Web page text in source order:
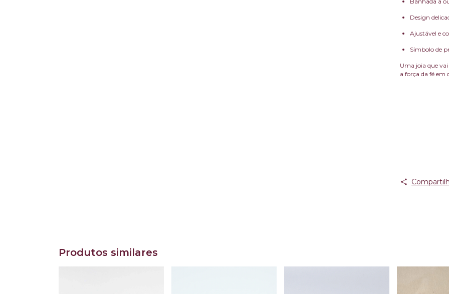
Design
Ajustável e
Símbolo de
Uma joia que
a força da fé em
Produtos similares